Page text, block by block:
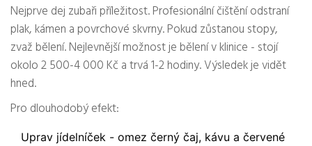
Nejprve dej zubaři příležitost. Profesionální čištění odstraní
plak, kámen a povrchové skvrny. Pokud zůstanou stopy,
zvaž bělení. Nejlevnější možnost je bělení v klinice - stojí
okolo 2 500-4 000 Kč a trvá 1-2 hodiny. Výsledek je vidět
hned.
Pro dlouhodobý efekt:
Uprav jídelníček - omez černý čaj, kávu a červené